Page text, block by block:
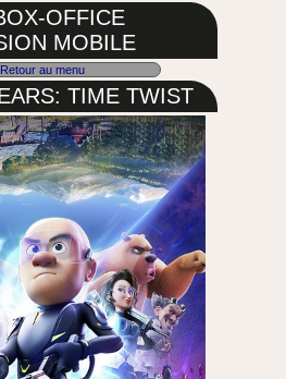
OFFICE
MOBILE
Retour au menu
TIME TWIST